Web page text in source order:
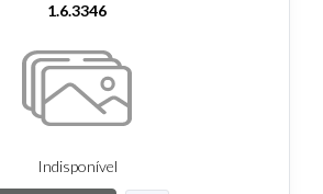
1.6.3346
Indisponível